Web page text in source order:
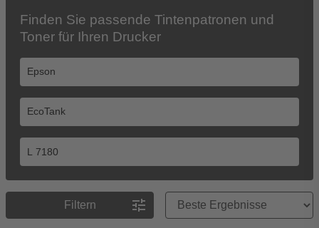
Finden Sie passende Tintenpatronen und
Toner für Ihren Drucker
Filtern tune
Preisreihenfolge